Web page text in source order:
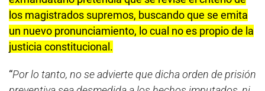
Poder Judicial, sobre la prisión preventiva por el
golpe de Estado y presunta corrupción en
ministerios, habían vulnerado los derechos del
expresidente.
Contrario a ello, indicó que la hermana del